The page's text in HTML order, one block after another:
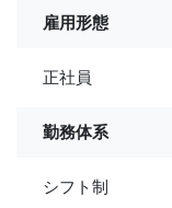
雇用形態
正社員
勤務体系
シフト制